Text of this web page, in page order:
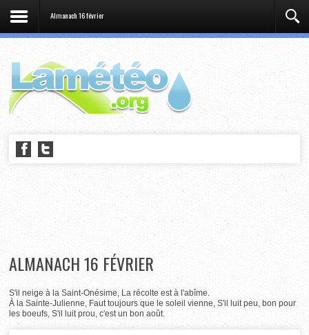
Almanach 16 février
ALMANACH 16 FÉVRIER
S'il neige à la Saint-Onésime, La récolte est à l'abîme.
À la Sainte-Julienne, Faut toujours que le soleil vienne, S'il luit peu, bon pour
les boeufs, S'il luit prou, c'est un bon août.